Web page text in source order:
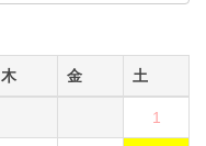
木 金 土
1